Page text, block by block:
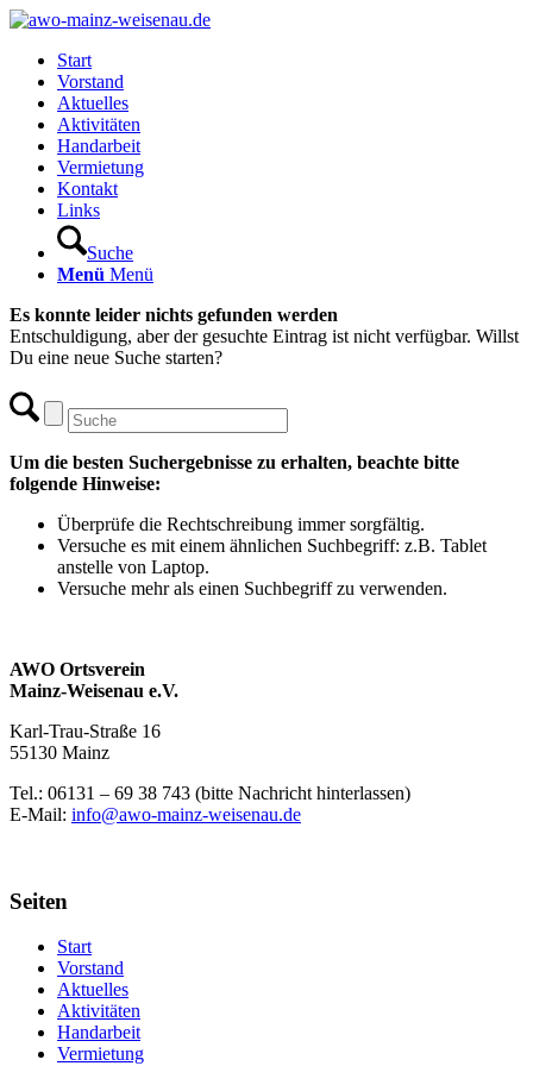
Start
Vorstand
Aktuelles
Aktivitäten
Handarbeit
Vermietung
Kontakt
Links
Suche
Menü Menü
Es konnte leider nichts gefunden werden
Entschuldigung, aber der gesuchte Eintrag ist nicht verfügbar. Willst
Du eine neue Suche starten?
Um die besten Suchergebnisse zu erhalten, beachte bitte
folgende Hinweise:
Überprüfe die Rechtschreibung immer sorgfältig.
Versuche es mit einem ähnlichen Suchbegriff: z.B. Tablet
anstelle von Laptop.
Versuche mehr als einen Suchbegriff zu verwenden.
AWO Ortsverein
Mainz-Weisenau e.V.
Karl-Trau-Straße 16
55130 Mainz
Tel.: 06131 – 69 38 743 (bitte Nachricht hinterlassen)
E-Mail: info@awo-mainz-weisenau.de
Seiten
Start
Vorstand
Aktuelles
Aktivitäten
Handarbeit
Vermietung